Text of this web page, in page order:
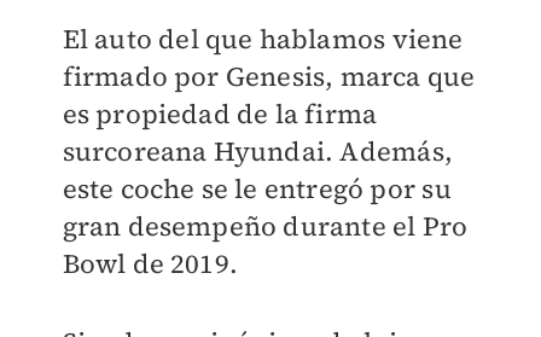
El auto del que hablamos viene
firmado por Genesis, marca que
es propiedad de la firma
surcoreana Hyundai. Además,
este coche se le entregó por su
gran desempeño durante el Pro
Bowl de 2019.